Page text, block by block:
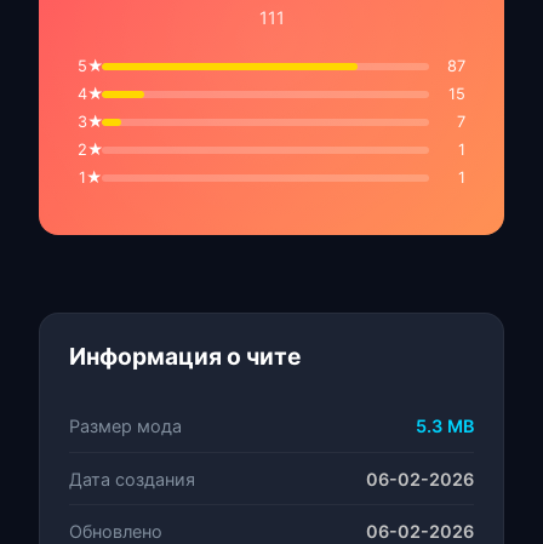
111
5★
87
4★
15
3★
7
2★
1
1★
1
Информация о чите
Размер мода 5.3 MB
Дата создания 06-02-2026
Обновлено 06-02-2026